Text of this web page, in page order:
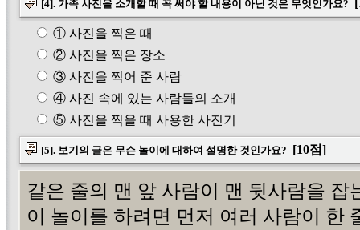
[4]. 가족 사진을 소개할 때 꼭 써야 할 내용이 아닌 것은 무엇인가요?
① 사진을 찍은 때
② 사진을 찍은 장소
③ 사진을 찍어 준 사람
④ 사진 속에 있는 사람들의 소개
⑤ 사진을 찍을 때 사용한 사진기
[5]. 보기의 글은 무슨 놀이에 대하여 설명한 것인가요? [10점]
같은 줄의 맨 앞 사람이 맨 뒷사람을 잡
이 놀이를 하려면 먼저 여러 사람이 한